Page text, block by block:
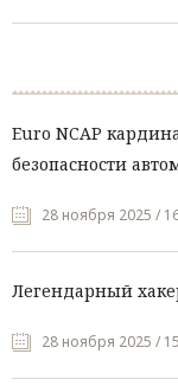
Euro NCAP
безопасности
28 ноября 2025 /
Легендарный
28 ноября 2025 /